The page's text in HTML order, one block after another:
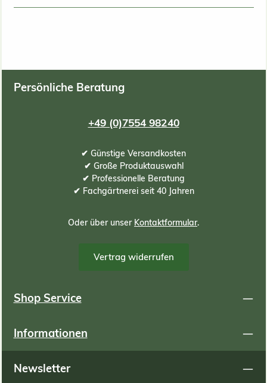
Persönliche Beratung
+49 (0)7554 98240
✔ Günstige Versandkosten
✔ Große Produktauswahl
✔ Professionelle Beratung
✔ Fachgärtnerei seit 40 Jahren
Oder über unser Kontaktformular.
Vertrag widerrufen
Shop Service
Informationen
Newsletter